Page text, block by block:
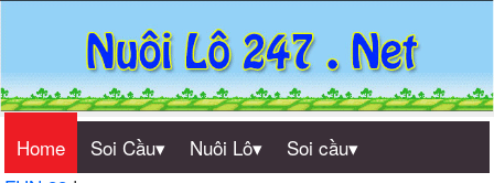
Home Soi Cầu▾ Nuôi Lô▾
Soi cầu▾